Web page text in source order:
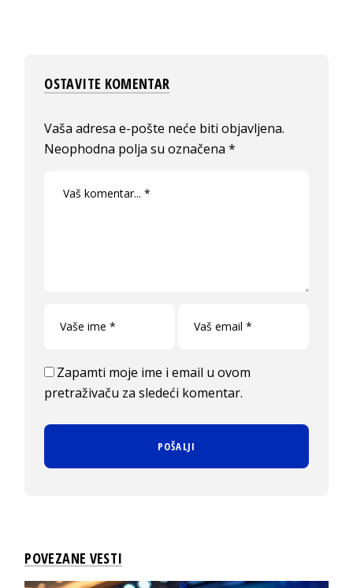
OSTAVITE KOMENTAR
Vaša adresa e-pošte neće biti objavljena.
Neophodna polja su označena*
Zapamti moje ime i email u ovom
pretraživaču za sledeći komentar.
POVEZANE VESTI